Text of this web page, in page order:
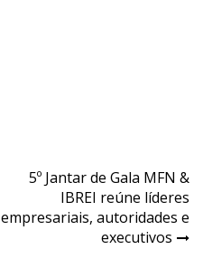
5º Jantar de Gala MFN &
IBREI reúne líderes
empresariais, autoridades e
executivos